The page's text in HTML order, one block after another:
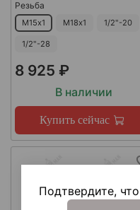
Резьба
М15х1 М18х1 1/2"-20
1/2"-28
8 925 ₽
В наличии
Купить сейчас
Подтвердите,